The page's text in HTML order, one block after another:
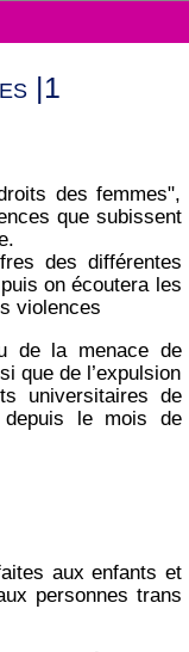
|1
des femmes",
que subissent
des différentes
on écoutera les
violences
de la menace de
que de l’expulsion
universitaires de
le mois de
aux enfants et
personnes trans